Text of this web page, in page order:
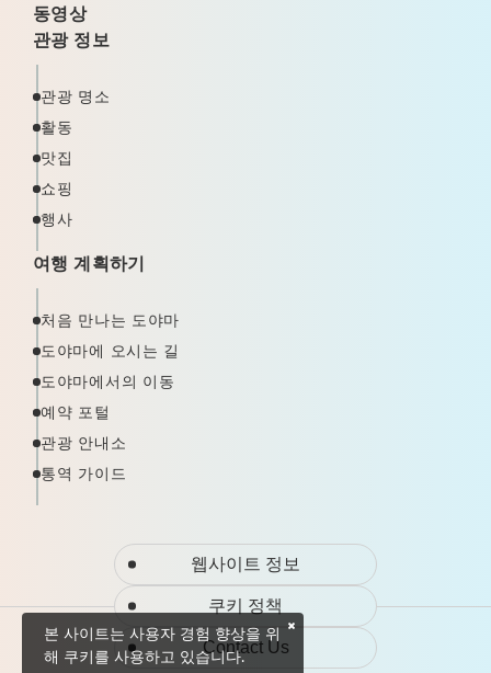
동영상
관광 정보
관광 명소
활동
맛집
쇼핑
행사
여행 계획하기
처음 만나는 도야마
도야마에 오시는 길
도야마에서의 이동
예약 포털
관광 안내소
통역 가이드
웹사이트 정보
쿠키 정책
Contact Us
본 사이트는 사용자 경험 향상을 위
해 쿠키를 사용하고 있습니다.